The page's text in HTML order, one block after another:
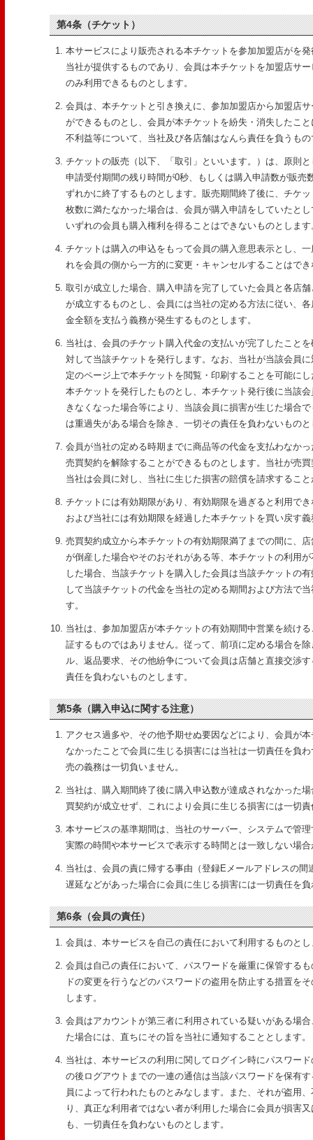
第4条（チケット）
本サービスにより販売される本チケットを参加加盟店がを
当社が提供するものであり、会員は本チケットを加盟店サ
のみ利用できるものとします。
会員は、本チケットと引き換えに、参加加盟店から加盟店
ができるものとし、会員が本チケットを紛失・消失したこ
不利益等について、当社及び各店舗はなんら責任を負うも
チケットの販売（以下、「取引」といいます。）は、原則
申請受付期間の残り時間が0秒、もしくは購入申請数が販売
ずれかに終了するものとします。販売期間終了後に、チケ
枚数に満たなかった場合は、会員が購入申請をしていたと
いずれの会員も購入権利を得ることはできないものとします
チケットは購入の申込をもって会員の購入意思表示とし、
れを会員の側から一方的に変更・キャンセルすることはで
取引が成立した場合、購入申請を完了していた会員と各店
が成立するものとし、会員には当社の定める方法に従い、
金全額を支払う義務が発生するものとします。
当社は、会員のチケット購入代金の支払いが完了したこと
対して当該チケットを発行します。なお、当社が当該会員
定のページ上で本チケットを閲覧・印刷することを可能に
本チケットを発行したものとし、本チケット発行後に当該
きなくなった場合等により、当該会員に損害が生じた場合
は重過失がある場合を除き、一切その責任を負わないもの
会員が当社の定める時期までに商品等の代金を支払わなか
売買契約を解除することができるものとします。当社が売
当社は会員に対し、当社に生じた損害の賠償を請求するこ
チケットには有効期限があり、有効期限を過ぎると利用で
および当社には有効期限を経過した本チケットを買い戻す
売買契約成立から本チケットの有効期限満了までの間に、
が倒産した場合やそのおそれがある等、本チケットの利用
した場合、当該チケットを購入した会員は当該チケットの
して当該チケットの代金を当社の定める期間および方法で
す。
当社は、参加加盟店が本チケットの有効期間中営業を続け
証するものではありません。従って、前項に定める場合を
ル、返品要求、その他紛争について会員は店舗と直接交渉
責任を負わないものとします。
第5条（購入申込に関する注意）
アクセス過多や、その他予期せぬ要因などにより、会員が
なかったことで会員に生じる損害には当社は一切責任を負
売の義務は一切負いません。
当社は、購入期間終了後に購入申込数が達成されなかった
買契約が成立せず、これにより会員に生じる損害には一切
本サービスの基準期間は、当社のサーバー、システムで管
実際の時間や本サービスで表示する時間とは一致しない場
当社は、会員の責に帰する事由（登録Eメールアドレスの間
遅延などがあった場合に会員に生じる損害には一切責任を
第6条（会員の責任）
会員は、本サービスを自己の責任において利用するものとし
会員は自己の責任において、パスワードを厳重に保管する
ドの変更を行うなどのパスワードの盗用を防止する措置を
します。
会員はアカウントが第三者に利用されている疑いがある場
た場合には、直ちにその旨を当社に通知することとします。
当社は、本サービスの利用に関してログイン時にパスワー
の後ログアウトまでの一連の通信は当該パスワードを保有
員によって行われたものとみなします。また、それが盗用
り、真正な利用者ではない者が利用した場合に会員が損害
も、一切責任を負わないものとします。